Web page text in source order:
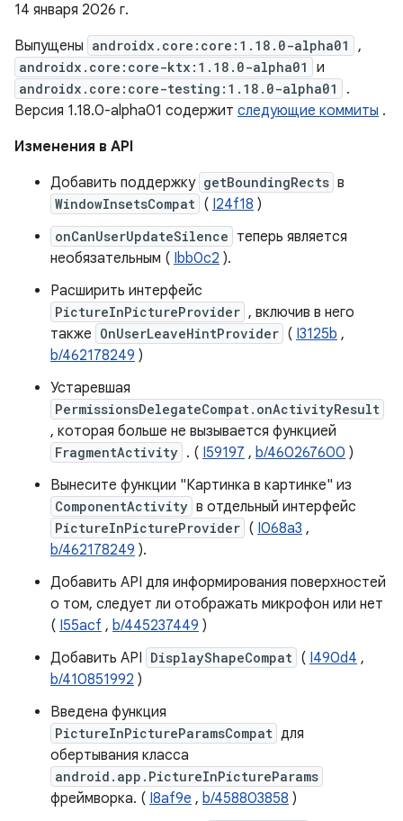
14 января 2026 г.
Выпущены androidx.core:core:1.18.0-alpha01 ,
androidx.core:core-ktx:1.18.0-alpha01 и
androidx.core:core-testing:1.18.0-alpha01
.
Версия 1.18.0-alpha01 содержит следующие коммиты .
Изменения в API
Добавить поддержку getBoundingRects в
WindowInsetsCompat ( I24f18 )
onCanUserUpdateSilence теперь является
необязательным ( Ibb0c2 ).
Расширить интерфейс
PictureInPictureProvider , включив в него
также OnUserLeaveHintProvider ( I3125b ,
b/462178249 )
Устаревшая
PermissionsDelegateCompat.onActivityResult
, которая больше не вызывается функцией
FragmentActivity . ( I59197 , b/460267600 )
Вынесите функции "Картинка в картинке" из
ComponentActivity в отдельный интерфейс
PictureInPictureProvider ( I068a3 ,
b/462178249 ).
Добавить API для информирования поверхностей
о том, следует ли отображать микрофон или нет
( I55acf , b/445237449 )
Добавить API DisplayShapeCompat ( I490d4 ,
b/410851992 )
Введена функция
PictureInPictureParamsCompat для
обертывания класса
android.app.PictureInPictureParams
фреймворка. ( I8af9e , b/458803858 )